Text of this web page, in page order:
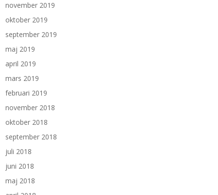
november 2019
oktober 2019
september 2019
maj 2019
april 2019
mars 2019
februari 2019
november 2018
oktober 2018
september 2018
juli 2018
juni 2018
maj 2018